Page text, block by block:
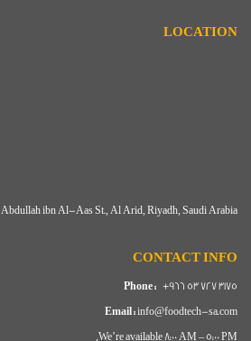
LOCATION
Abdullah ibn Al-Aas St., Al Arid, Riyadh, Saudi Arabia
CONTACT INFO
Phone : +966 53 727 3175
Email :info@foodtech-sa.com
We’re available 8:00 AM – 5:00 PM,